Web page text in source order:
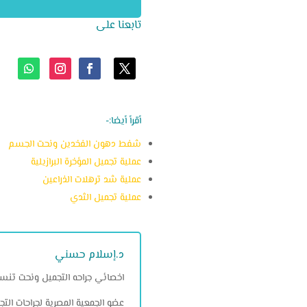
تابعنا على
أقرأ أيضا:-
شفط دهون الفخدين ونحت الجسم
عملية تجميل المؤخرة البرازيلية
عملية شد ترهلات الذراعين
عملية تجميل الثدي
د.إسلام حسني
اخصائي جراحه التجميل ونحت
عضو الجمعية المصرية لجراحات